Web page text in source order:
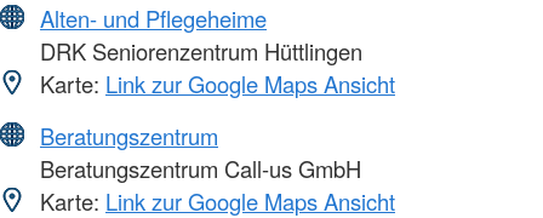
Alten- und Pflegeheime
DRK Seniorenzentrum Hüttlingen
Karte: Link zur Google Maps Ansicht
Beratungszentrum
Beratungszentrum Call-us GmbH
Karte: Link zur Google Maps Ansicht